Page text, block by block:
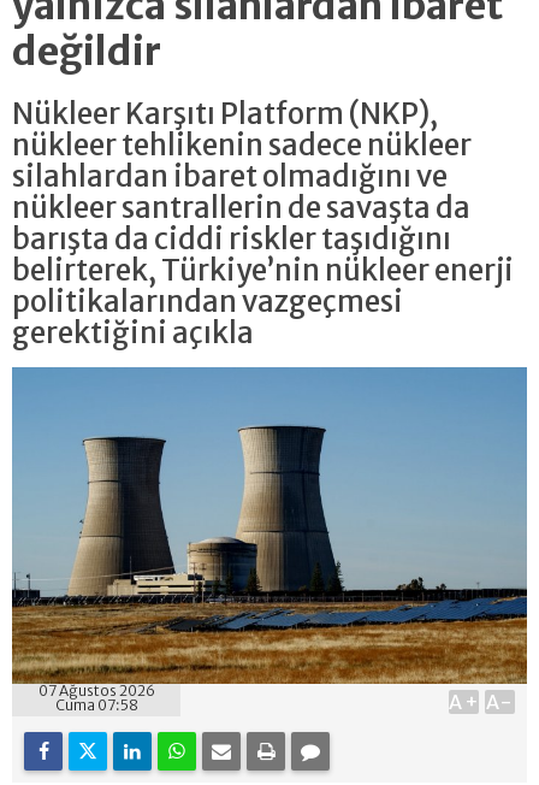
değildir
Nükleer Karşıtı Platform (NKP),
nükleer tehlikenin sadece nükleer
silahlardan ibaret olmadığını ve
nükleer santrallerin de savaşta da
barışta da ciddi riskler taşıdığını
belirterek, Türkiye’nin nükleer enerji
politikalarından vazgeçmesi
gerektiğini açıkla
07 Ağustos 2026
Cuma 07:58
A+ A-